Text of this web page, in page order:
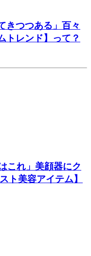
きつつある」百々
トレンド】って？
これ」美顔器にク
ト美容アイテム】